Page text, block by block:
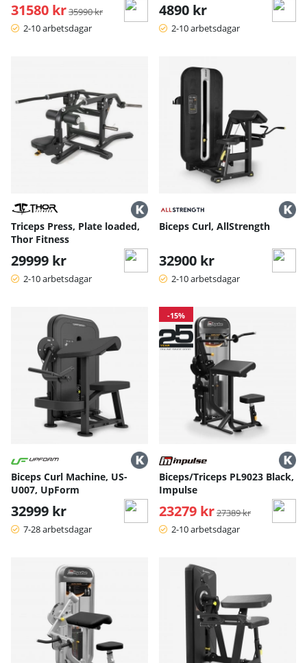
31580 kr Ordinarie pris:
35990 kr
2-10 arbetsdagar
4890 kr
2-10 arbetsdagar
Triceps Press, Plate loaded,
Thor Fitness
29999 kr
2-10 arbetsdagar
Biceps Curl, AllStrength
32900 kr
2-10 arbetsdagar
Biceps Curl Machine, US-
U007, UpForm
32999 kr
7-28 arbetsdagar
-15%
Biceps/Triceps PL9023 Black,
Impulse
23279 kr Ordinarie pris:
27389 kr
2-10 arbetsdagar